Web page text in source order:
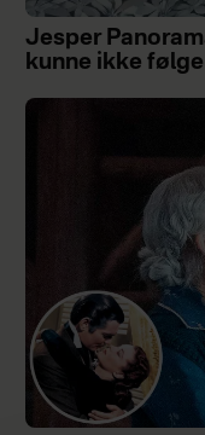
Jesper
kunne ikke følge